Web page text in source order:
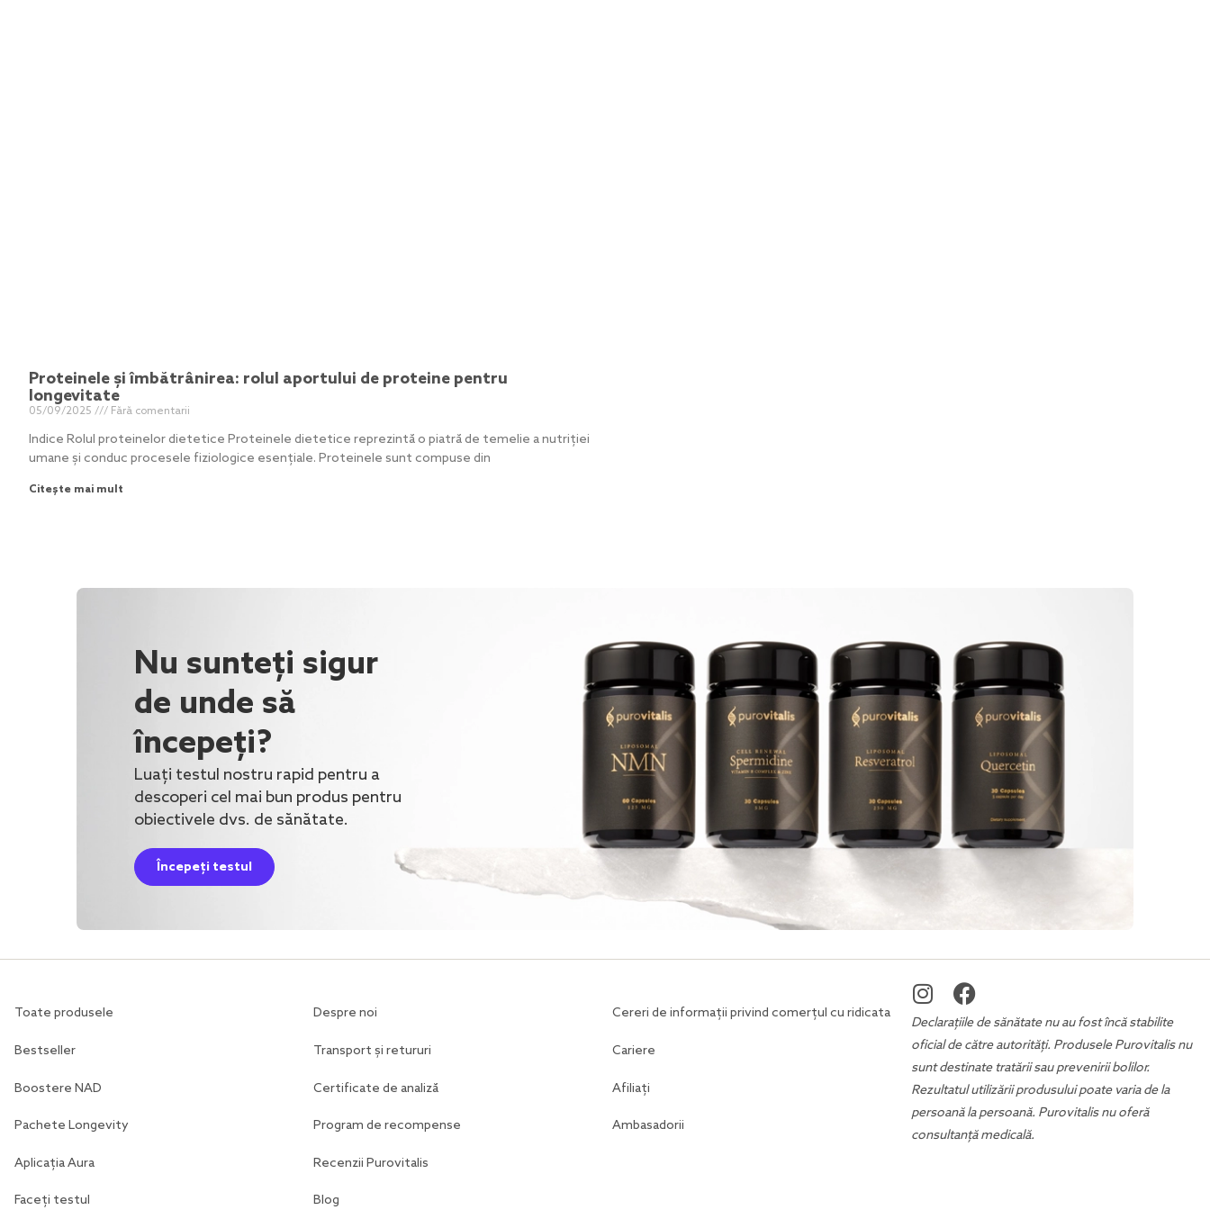
Proteinele și îmbătrânirea: rolul aportului de proteine pentru
longevitate
05/09/2025 Fără comentarii
Indice Rolul proteinelor dietetice Proteinele dietetice reprezintă o piatră de temelie a nutriției
umane și conduc procesele fiziologice esențiale. Proteinele sunt compuse din
Citește mai mult
Nu sunteți sigur
de unde să
începeți?
Luați testul nostru rapid pentru a
descoperi cel mai bun produs pentru
obiectivele dvs. de sănătate.
Începeți testul
Toate produsele
Bestseller
Boostere NAD
Pachete Longevity
Aplicația Aura
Faceți testul
Despre noi
Transport și retururi
Certificate de analiză
Program de recompense
Recenzii Purovitalis
Blog
Cereri de informații privind comerțul cu ridicata
Cariere
Afiliați
Ambasadorii
Declarațiile de sănătate nu au fost încă stabilite
oficial de către autorități. Produsele Purovitalis nu
sunt destinate tratării sau prevenirii bolilor.
Rezultatul utilizării produsului poate varia de la
persoană la persoană. Purovitalis nu oferă
consultanță medicală.